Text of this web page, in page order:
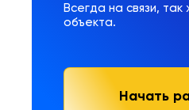
Всегда на связи,
объекта.
Начать